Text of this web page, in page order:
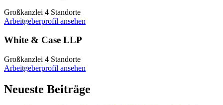
Großkanzlei 4 Standorte
Arbeitgeberprofil ansehen
White & Case LLP
Großkanzlei 4 Standorte
Arbeitgeberprofil ansehen
Neueste Beiträge